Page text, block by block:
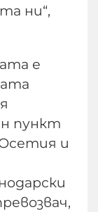
ни“,
е
пункт
Осетия и